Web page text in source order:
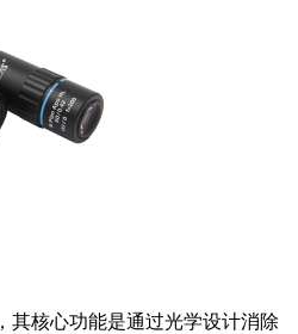
，其核心功能是通过光学设计消除